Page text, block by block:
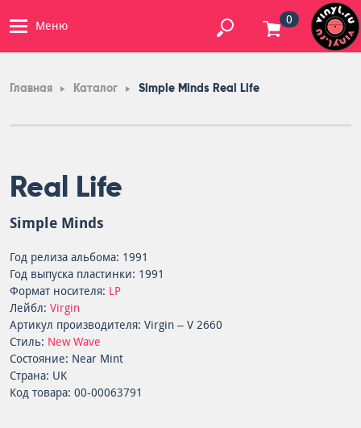
Меню 0
Главная Каталог Simple Minds Real Life
Real Life
Simple Minds
Год релиза альбома: 1991
Год выпуска пластинки: 1991
Формат носителя: LP
Лейбл: Virgin
Артикул производителя: Virgin – V 2660
Стиль: New Wave
Состояние: Near Mint
Страна: UK
Код товара: 00-00063791